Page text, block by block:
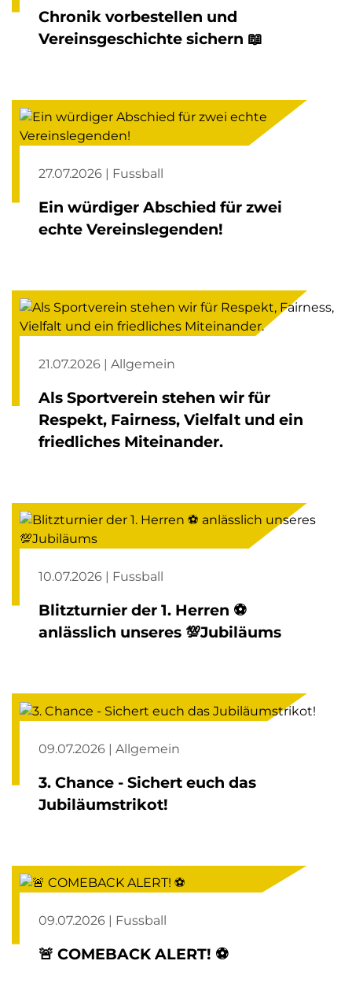
Chronik vorbestellen und
Vereinsgeschichte sichern 📖
27.07.2026 | Fussball
Ein würdiger Abschied für zwei
echte Vereinslegenden!
21.07.2026 | Allgemein
Als Sportverein stehen wir für
Respekt, Fairness, Vielfalt und ein
friedliches Miteinander.
10.07.2026 | Fussball
Blitzturnier der 1. Herren ⚽️
anlässlich unseres 💯Jubiläums
09.07.2026 | Allgemein
3. Chance - Sichert euch das
Jubiläumstrikot!
09.07.2026 | Fussball
🚨 COMEBACK ALERT! ⚽